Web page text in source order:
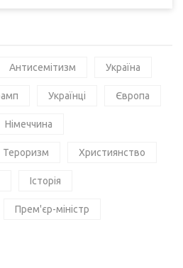
Антисемітизм Україна
Українці Європа
Німеччина
Тероризм Християнство
Історія
Прем'єр-міністр